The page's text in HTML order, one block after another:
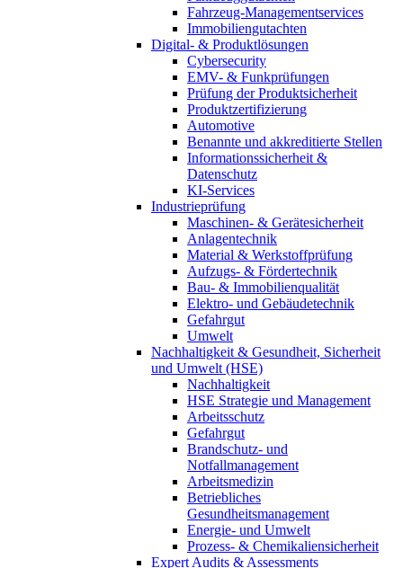
Fahrzeug-Managementservices
Immobiliengutachten
Digital- & Produktlösungen
Cybersecurity
EMV- & Funkprüfungen
Prüfung der Produktsicherheit
Produktzertifizierung
Automotive
Benannte und akkreditierte Stellen
Informationssicherheit &
Datenschutz
KI-Services
Industrieprüfung
Maschinen- & Gerätesicherheit
Anlagentechnik
Material & Werkstoffprüfung
Aufzugs- & Fördertechnik
Bau- & Immobilienqualität
Elektro- und Gebäudetechnik
Gefahrgut
Umwelt
Nachhaltigkeit & Gesundheit, Sicherheit
und Umwelt (HSE)
Nachhaltigkeit
HSE Strategie und Management
Arbeitsschutz
Gefahrgut
Brandschutz- und
Notfallmanagement
Arbeitsmedizin
Betriebliches
Gesundheitsmanagement
Energie- und Umwelt
Prozess- & Chemikaliensicherheit
Expert Audits & Assessments